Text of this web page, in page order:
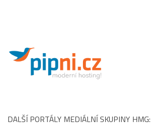
DALŠÍ PORTÁLY MEDIÁLNÍ SKUPINY HMG: